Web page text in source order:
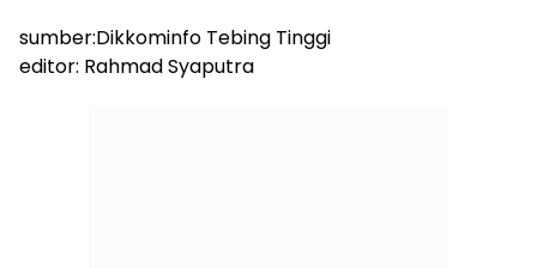
sumber:Dikkominfo Tebing Tinggi
editor: Rahmad Syaputra